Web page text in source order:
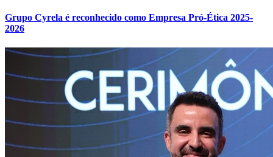
Internacional
Grupo Cyrela é reconhecido como Empresa Pró-Ética 2025-
2026